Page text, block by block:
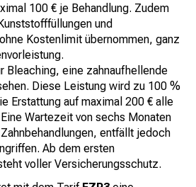
100 € je Behandlung. Zudem
und
Kostenlimit übernommen, ganz
Bleaching, eine zahnaufhellende
Diese Leistung wird zu 100 %
Erstattung auf maximal 200 € alle
Wartezeit von sechs Monaten
entfällt jedoch
Ab dem ersten
voller Versicherungsschutz.